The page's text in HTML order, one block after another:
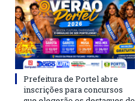
Prefeitura de Portel abre
inscrições para concursos